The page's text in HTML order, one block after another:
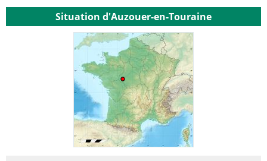
Situation d'Auzouer-en-Touraine